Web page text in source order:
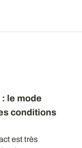
le mode
conditions
est très